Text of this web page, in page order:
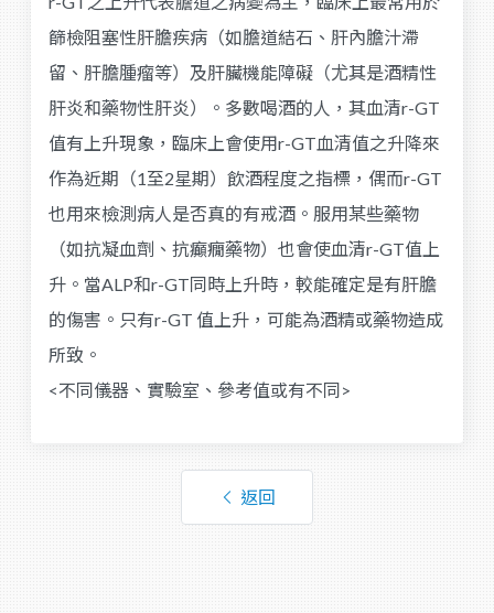
篩檢阻塞性肝膽疾病（如膽道結石、肝內膽汁滯
留、肝膽腫瘤等）及肝臟機能障礙（尤其是酒精性
肝炎和藥物性肝炎）。多數喝酒的人，其血清r-GT
值有上升現象，臨床上會使用r-GT血清值之升降來
作為近期（1至2星期）飲酒程度之指標，偶而r-GT
也用來檢測病人是否真的有戒酒。服用某些藥物
（如抗凝血劑、抗癲癇藥物）也會使血清r-GT值上
升。當ALP和r-GT同時上升時，較能確定是有肝膽
的傷害。只有r-GT 值上升，可能為酒精或藥物造成
所致。
<不同儀器、實驗室、參考值或有不同>
返回